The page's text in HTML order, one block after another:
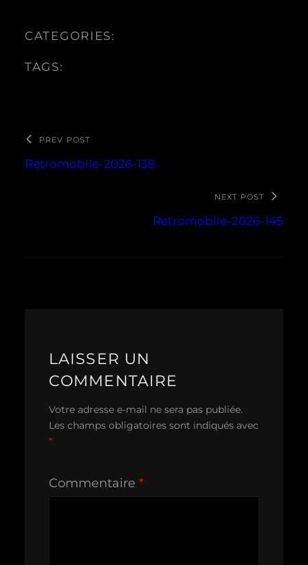
CATEGORIES:
TAGS:
PREV POST
Retromobile-2026-138
NEXT POST
Retromobile-2026-145
LAISSER UN
COMMENTAIRE
Votre adresse e-mail ne sera pas publiée.
Les champs obligatoires sont indiqués avec
*
Commentaire *